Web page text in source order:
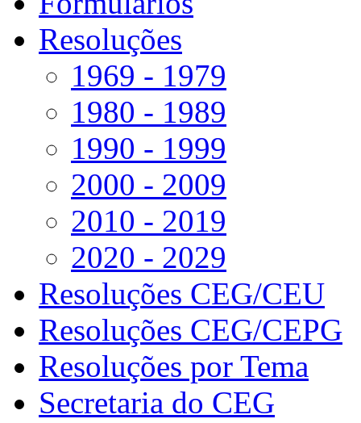
Resoluções
1969 - 1979
1980 - 1989
1990 - 1999
2000 - 2009
2010 - 2019
2020 - 2029
Resoluções CEG/CEU
Resoluções CEG/CEPG
Resoluções por Tema
Secretaria do CEG